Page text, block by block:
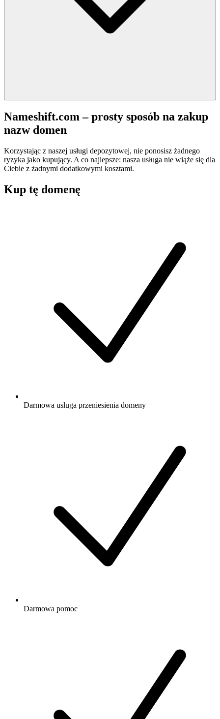
Nameshift.com – prosty sposób na zakup
nazw domen
Korzystając z naszej usługi depozytowej, nie ponosisz żadnego
ryzyka jako kupujący. A co najlepsze: nasza usługa nie wiąże się dla
Ciebie z żadnymi dodatkowymi kosztami.
Kup tę domenę
Darmowa usługa przeniesienia domeny
Darmowa pomoc